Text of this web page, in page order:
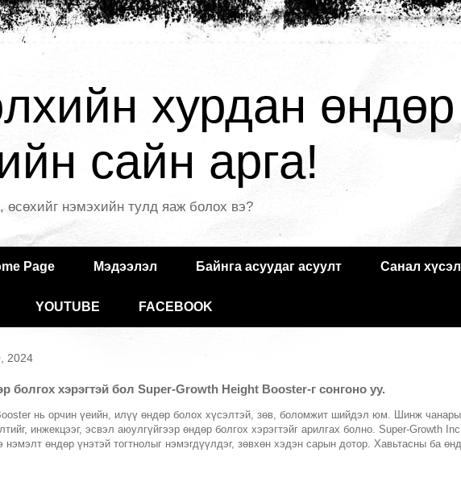
хурдан
сайн арга!
өсөхийг нэмэхийн тулд яаж болох вэ?
Page Мэдээлэл Байнга асуудаг асуулт Санал
YOUTUBE FACEBOOK
2024
болгох хэрэгтэй бол Super-Growth Height Booster-г сонгоно уу.
нь орчин үеийн, илүү өндөр болох хүсэлтэй, зөв, боломжит шийдэл юм. Шинж
инжекцээг, эсвэл аюулгүйгээр өндөр болгох хэрэгтэйг арилгах болно. Super-Growth
нэмэлт өндөр үнэтэй тогтнолыг нэмэгдүүлдэг, зөвхөн хэдэн сарын дотор. Хавьтасны ба